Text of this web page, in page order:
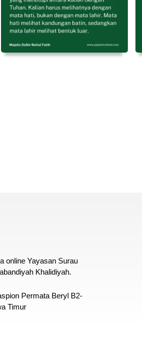
online Yayasan Surau
Khalidiyah.
Permata Beryl B2-
Timur